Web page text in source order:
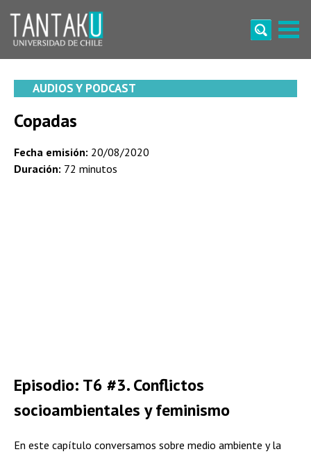
content
AUDIOS Y PODCAST
Copadas
Fecha emisión: 20/08/2020
Duración: 72 minutos
Episodio: T6 #3. Conflictos
socioambientales y feminismo
En este capítulo conversamos sobre medio ambiente y la